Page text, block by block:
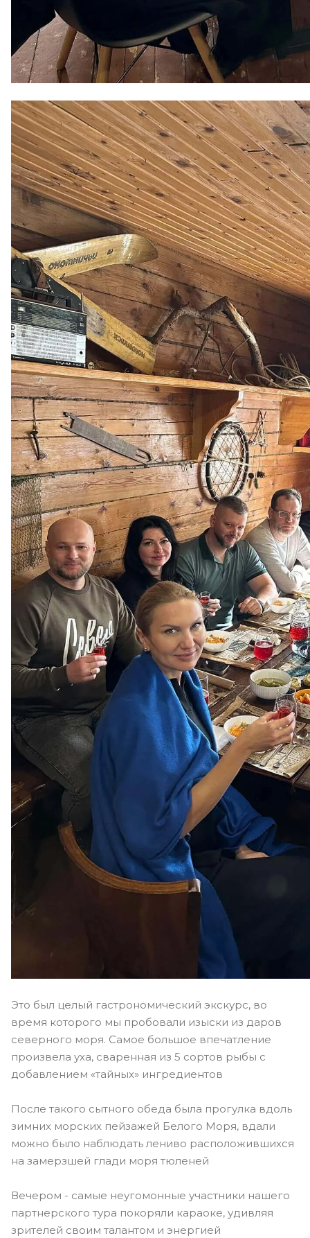
Это был целый гастрономический экскурс, во
время которого мы пробовали изыски из даров
северного моря. Самое большое впечатление
произвела уха, сваренная из 5 сортов рыбы с
добавлением «тайных» ингредиентов
После такого сытного обеда была прогулка вдоль
зимних морских пейзажей Белого Моря, вдали
можно было наблюдать лениво расположившихся
на замерзшей глади моря тюленей
Вечером - самые неугомонные участники нашего
партнерского тура покоряли караоке, удивляя
зрителей своим талантом и энергией